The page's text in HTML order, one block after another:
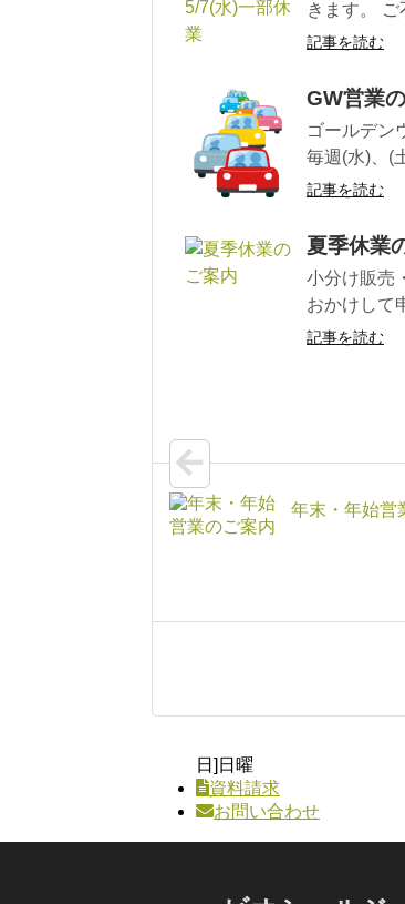
きます。 ご
記事を読む
GW営業
ゴールデン
毎週(水)、(
記事を読む
夏季休業
小分け販売
おかけして
記事を読む
年末・年始営
日]日曜
資料請求
お問い合わせ